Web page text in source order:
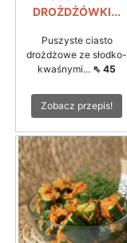
DROŻDŻÓWKI...
Puszyste ciasto
drożdżowe ze słodko-
kwaśnymi... ⇖ 45
Zobacz przepis!